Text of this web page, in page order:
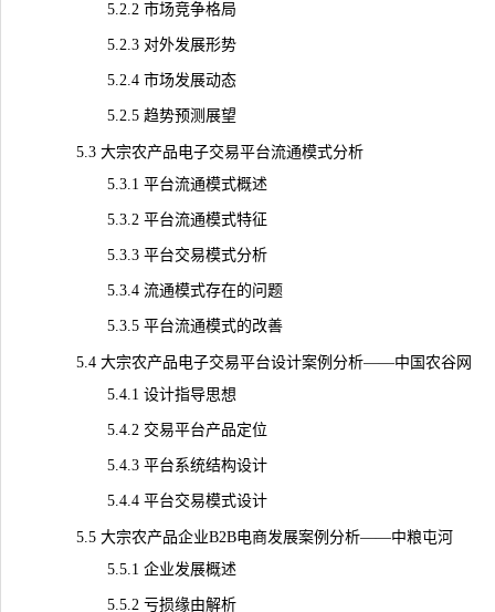
5.2.2 市场竞争格局
5.2.3 对外发展形势
5.2.4 市场发展动态
5.2.5 趋势预测 展望
5.3 大宗农产品电子交易平台流通模式分析
5.3.1 平台流通模式概述
5.3.2 平台流通模式特征
5.3.3 平台交易模式分析
5.3.4 流通模式存在的问题
5.3.5 平台流通模式的改善
5.4 大宗农产品电子交易平台设计案例分析——中国农谷网
5.4.1 设计指导思想
5.4.2 交易平台产品定位
5.4.3 平台系统结构设计
5.4.4 平台交易模式设计
5.5 大宗农产品企业B2B电商发展案例分析——中粮屯河
5.5.1 企业发展概述
5.5.2 亏损缘由解析